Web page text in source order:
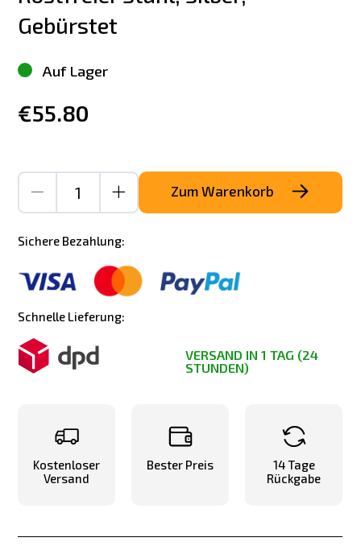
Gebürstet
Auf Lager
€55.80
Zum Warenkorb
Sichere Bezahlung:
Schnelle Lieferung:
VERSAND IN 1 TAG (24
STUNDEN)
Kostenloser
Versand
Bester Preis
14 Tage
Rückgabe